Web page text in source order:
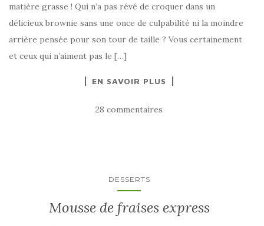
matière grasse ! Qui n’a pas révé de croquer dans un
délicieux brownie sans une once de culpabilité ni la moindre
arrière pensée pour son tour de taille ? Vous certainement
et ceux qui n’aiment pas le […]
EN SAVOIR PLUS
28 commentaires
DESSERTS
Mousse de fraises express